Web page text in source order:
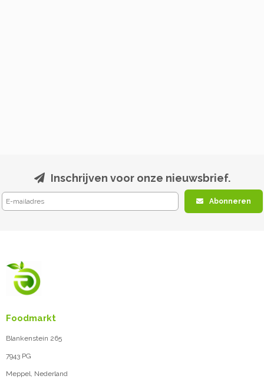
Inschrijven voor onze nieuwsbrief.
Abonneren
Foodmarkt
Blankenstein 265
7943 PG
Meppel, Nederland